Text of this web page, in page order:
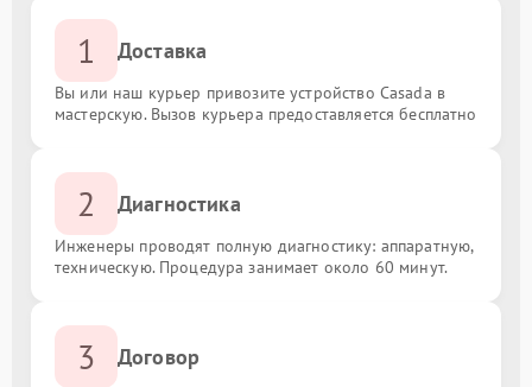
1 Доставка
Вы или наш курьер привозите устройство Casada в
мастерскую. Вызов курьера предоставляется бесплатно
2 Диагностика
Инженеры проводят полную диагностику: аппаратную,
техническую. Процедура занимает около 60 минут.
3 Договор